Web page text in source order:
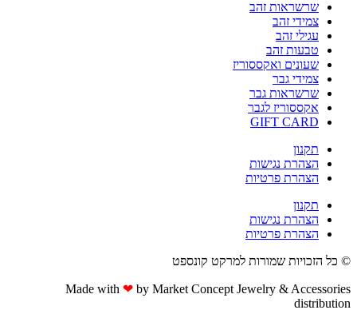
שרשראות זהב
צמידי זהב
עגילי זהב
טבעות זהב
שעונים ואקססוריז
צמידי גבר
שרשראות גבר
אקססוריז לגבר
GIFT CARD
תקנון
הצהרת נגישות
הצהרת פרטיות
תקנון
הצהרת נגישות
הצהרת פרטיות
© כל הזכויות שמורות למרקט קונספט
Made with ❤ by Market Concept Jewelry & Accessories
distribution